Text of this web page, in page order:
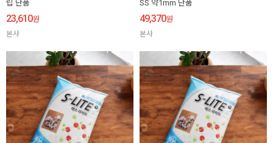
립 단품
23,610원
본사
SS 약1mm 단품
49,370원
본사